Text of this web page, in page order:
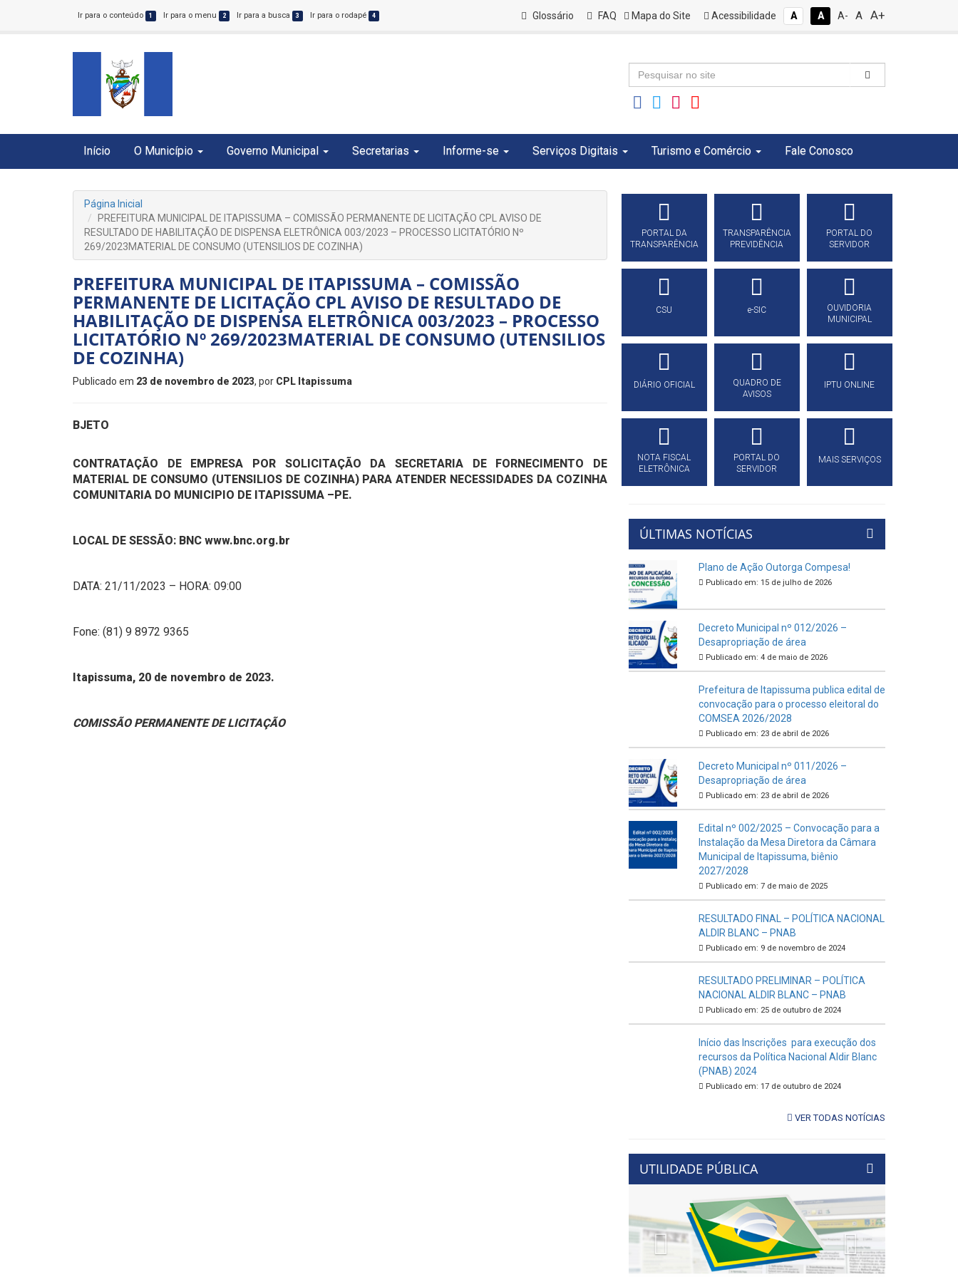
Ir para o conteúdo 1 Ir para o menu 2 Ir para a busca 3 Ir para o rodapé 4 Glossário FAQ Mapa do Site Acessibilidade A A A- A A+
Início O Município Governo Municipal Secretarias Informe-se Serviços Digitais Turismo e Comércio Fale Conosco
Página Inicial
PREFEITURA MUNICIPAL DE ITAPISSUMA – COMISSÃO PERMANENTE DE LICITAÇÃO CPL AVISO DE
RESULTADO DE HABILITAÇÃO DE DISPENSA ELETRÔNICA 003/2023 – PROCESSO LICITATÓRIO Nº
269/2023MATERIAL DE CONSUMO (UTENSILIOS DE COZINHA)
PREFEITURA MUNICIPAL DE ITAPISSUMA – COMISSÃO
PERMANENTE DE LICITAÇÃO CPL AVISO DE RESULTADO DE
HABILITAÇÃO DE DISPENSA ELETRÔNICA 003/2023 – PROCESSO
LICITATÓRIO Nº 269/2023MATERIAL DE CONSUMO (UTENSILIOS
DE COZINHA)
Publicado em 23 de novembro de 2023, por CPL Itapissuma
BJETO
CONTRATAÇÃO DE EMPRESA POR SOLICITAÇÃO DA SECRETARIA DE FORNECIMENTO DE
MATERIAL DE CONSUMO (UTENSILIOS DE COZINHA) PARA ATENDER NECESSIDADES DA COZINHA
COMUNITARIA DO MUNICIPIO DE ITAPISSUMA –PE.
LOCAL DE SESSÃO: BNC www.bnc.org.br
DATA: 21/11/2023 – HORA: 09:00
Fone: (81) 9 8972 9365
Itapissuma, 20 de novembro de 2023.
COMISSÃO PERMANENTE DE LICITAÇÃO
PORTAL DA
TRANSPARÊNCIA
TRANSPARÊNCIA
PREVIDÊNCIA
PORTAL DO
SERVIDOR
CSU e-SIC
OUVIDORIA
MUNICIPAL
DIÁRIO OFICIAL
QUADRO DE
AVISOS
IPTU ONLINE
NOTA FISCAL
ELETRÔNICA
PORTAL DO
SERVIDOR
MAIS SERVIÇOS
ÚLTIMAS NOTÍCIAS
Plano de Ação Outorga Compesa!
Publicado em: 15 de julho de 2026
Decreto Municipal nº 012/2026 –
Desapropriação de área
Publicado em: 4 de maio de 2026
Prefeitura de Itapissuma publica edital de
convocação para o processo eleitoral do
COMSEA 2026/2028
Publicado em: 23 de abril de 2026
Decreto Municipal nº 011/2026 –
Desapropriação de área
Publicado em: 23 de abril de 2026
Edital nº 002/2025 – Convocação para a
Instalação da Mesa Diretora da Câmara
Municipal de Itapissuma, biênio
2027/2028
Publicado em: 7 de maio de 2025
RESULTADO FINAL – POLÍTICA NACIONAL
ALDIR BLANC – PNAB
Publicado em: 9 de novembro de 2024
RESULTADO PRELIMINAR – POLÍTICA
NACIONAL ALDIR BLANC – PNAB
Publicado em: 25 de outubro de 2024
Início das Inscrições para execução dos
recursos da Política Nacional Aldir Blanc
(PNAB) 2024
Publicado em: 17 de outubro de 2024
VER TODAS NOTÍCIAS
UTILIDADE PÚBLICA
Previous Next